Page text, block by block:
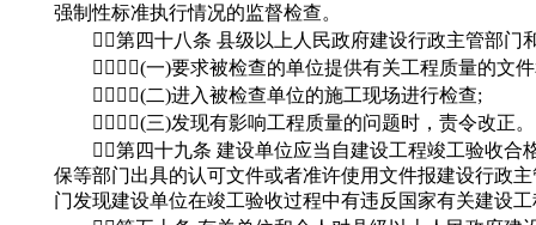
强制性标准执行情况的监督检查。
第四十八条 县级以上人民政府建设行政主管部门
(一)要求被检查的单位提供有关工程质量的文件
(二)进入被检查单位的施工现场进行检查;
(三)发现有影响工程质量的问题时，责令改正。
第四十九条 建设单位应当自建设工程竣工验收合
保等部门出具的认可文件或者准许使用文件报建设行政
门发现建设单位在竣工验收过程中有违反国家有关建设